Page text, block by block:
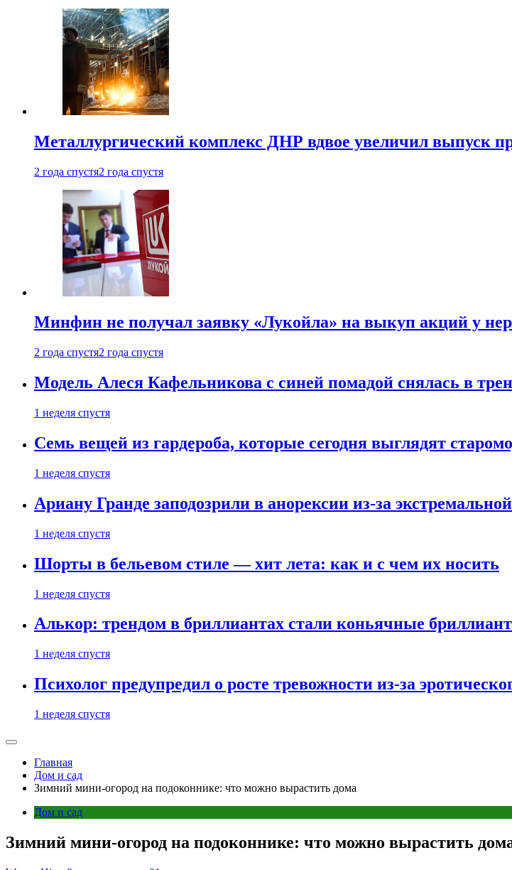
Металлургический комплекс ДНР вдвое увеличил выпуск
2 года спустя2 года спустя
Минфин не получал заявку «Лукойла» на выкуп акций у
2 года спустя2 года спустя
Модель Алеся Кафельникова с синей помадой снялась в
1 неделя спустя
Семь вещей из гардероба, которые сегодня выглядят
1 неделя спустя
Ариану Гранде заподозрили в анорексии из-за
1 неделя спустя
Шорты в бельевом стиле — хит лета: как и с чем их носить
1 неделя спустя
Алькор: трендом в бриллиантах стали коньячные
1 неделя спустя
Психолог предупредил о росте тревожности из-за
1 неделя спустя
Главная
Дом и сад
Зимний мини-огород на подоконнике: что можно вырастить дома
Дом и сад
Зимний мини-огород на подоконнике: что можно вырастить